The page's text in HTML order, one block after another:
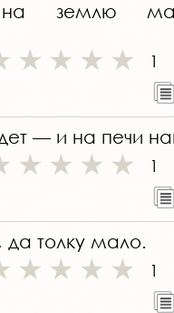
на землю
1
— и на печи
1
да толку мало.
1